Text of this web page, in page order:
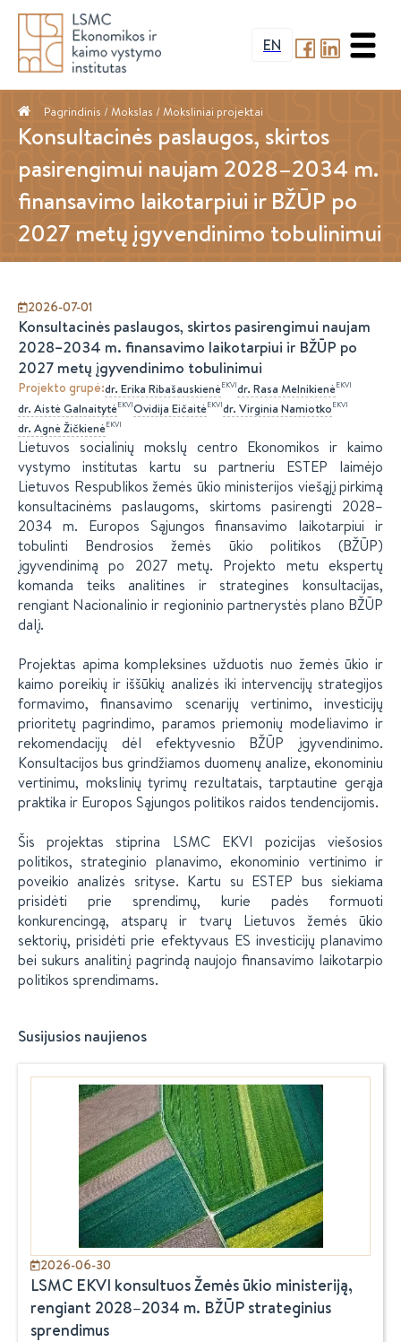
EN
Pagrindinis / Mokslas / Moksliniai projektai
Konsultacinės paslaugos, skirtos
pasirengimui naujam 2028–2034 m.
finansavimo laikotarpiui ir BŽŪP po
2027 metų įgyvendinimo tobulinimui
2026-07-01
Konsultacinės paslaugos, skirtos pasirengimui naujam
2028–2034 m. finansavimo laikotarpiui ir BŽŪP po
2027 metų įgyvendinimo tobulinimui
Projekto grupė:dr. Erika RibašauskienėEKVIdr. Rasa MelnikienėEKVI
dr. AistėGalnaitytėEKVIOvidija EičaitėEKVIdr. Virginia NamiotkoEKVI
dr. AgnėŽičkienėEKVI
Lietuvos socialinių mokslų centro Ekonomikos ir kaimo
vystymo institutas kartu su partneriu ESTEP laimėjo
Lietuvos Respublikos žemės ūkio ministerijos viešąjį pirkimą
konsultacinėms paslaugoms, skirtoms pasirengti 2028–
2034 m. Europos Sąjungos finansavimo laikotarpiui ir
tobulinti Bendrosios žemės ūkio politikos (BŽŪP)
įgyvendinimą po 2027 metų. Projekto metu ekspertų
komanda teiks analitines ir strategines konsultacijas,
rengiant Nacionalinio ir regioninio partnerystės plano BŽŪP
dalį.
Projektas apima kompleksines užduotis nuo žemės ūkio ir
kaimo poreikių ir iššūkių analizės iki intervencijų strategijos
formavimo, finansavimo scenarijų vertinimo, investicijų
prioritetų pagrindimo, paramos priemonių modeliavimo ir
rekomendacijų dėl efektyvesnio BŽŪP įgyvendinimo.
Konsultacijos bus grindžiamos duomenų analize, ekonominiu
vertinimu, mokslinių tyrimų rezultatais, tarptautine gerąja
praktika ir Europos Sąjungos politikos raidos tendencijomis.
Šis projektas stiprina LSMC EKVI pozicijas viešosios
politikos, strateginio planavimo, ekonominio vertinimo ir
poveikio analizės srityse. Kartu su ESTEP bus siekiama
prisidėti prie sprendimų, kurie padės formuoti
konkurencingą, atsparų ir tvarų Lietuvos žemės ūkio
sektorių, prisidėti prie efektyvaus ES investicijų planavimo
bei sukurs analitinį pagrindą naujojo finansavimo laikotarpio
politikos sprendimams.
Susijusios naujienos
2026-06-30
LSMC EKVI konsultuos Žemės ūkio ministeriją,
rengiant 2028–2034 m. BŽŪP strateginius
sprendimus